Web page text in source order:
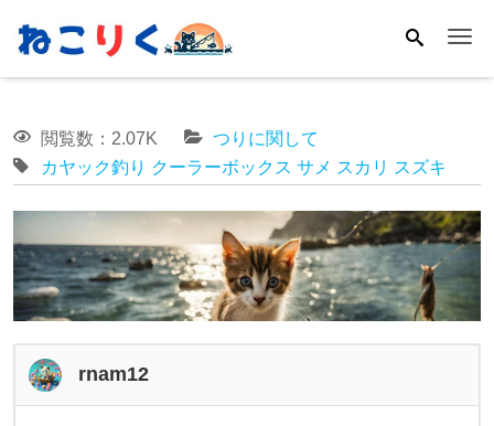
閲覧数：2.07K
つりに関して
カヤック釣り クーラーボックス サメ スカリ スズキ
rnam12